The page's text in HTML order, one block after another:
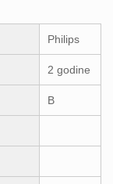
Philips
2 godine
B